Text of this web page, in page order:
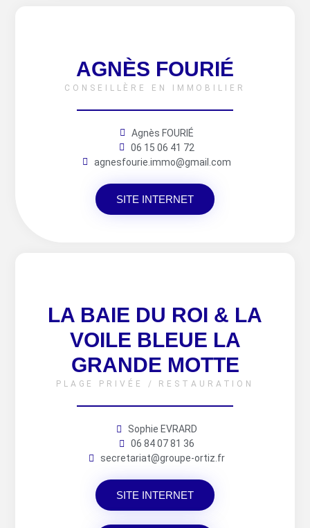
AGNÈS FOURIÉ
CONSEILLÈRE EN IMMOBILIER
Agnès FOURIÉ
06 15 06 41 72
agnesfourie.immo@gmail.com
SITE INTERNET
LA BAIE DU ROI & LA
VOILE BLEUE LA
GRANDE MOTTE
PLAGE PRIVÉE / RESTAURATION
Sophie EVRARD
06 84 07 81 36
secretariat@groupe-ortiz.fr
SITE INTERNET